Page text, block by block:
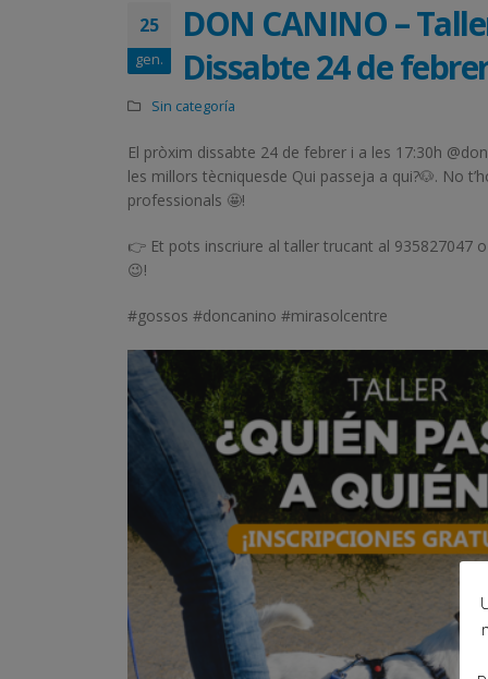
25
gen.
DON CANINO –
Dissabte 24 de
Sin categoría
El pròxim dissabte 24 de febrer i a les 17:30h
les millors tècniquesde Qui passeja a qui?🐶. No
professionals 🤩!
👉 Et pots inscriure al taller trucant al 935827047
😉!
#gossos #doncanino #mirasolcentre